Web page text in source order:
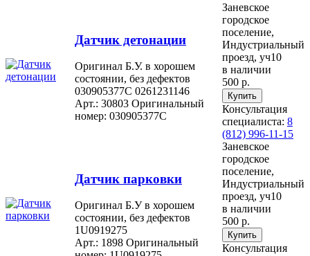
Датчик детонации
Оригинал Б.У. в хорошем
состоянии, без дефектов
030905377C 0261231146
Арт.: 30803 Оригинальный
номер: 030905377C
Заневское
городское
поселение,
Индустриальный
проезд, уч10
в наличии
500 р.
Консультация
специалиста: 8
(812) 996-11-15
Датчик парковки
Оригинал Б.У в хорошем
состоянии, без дефектов
1U0919275
Арт.: 1898 Оригинальный
Заневское
городское
поселение,
Индустриальный
проезд, уч10
в наличии
500 р.
Консультация